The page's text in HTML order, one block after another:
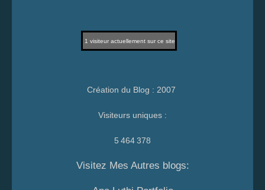
1 visiteur actuellement sur ce site
Création du Blog : 2007
Visiteurs uniques :
5 464 378
Visitez Mes Autres blogs: